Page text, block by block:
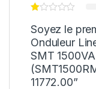
Soyez le
Onduleur
SMT
11772.00”